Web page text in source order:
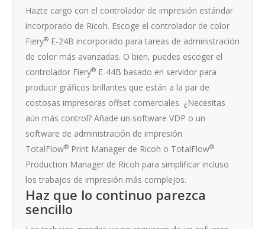
Hazte cargo con el controlador de impresión estándar
incorporado de Ricoh. Escoge el controlador de color
Fiery® E-24B incorporado para tareas de administración
de color más avanzadas. O bien, puedes escoger el
controlador Fiery® E-44B basado en servidor para
producir gráficos brillantes que están a la par de
costosas impresoras offset comerciales. ¿Necesitas
aún más control? Añade un software VDP o un
software de administración de impresión
TotalFlow® Print Manager de Ricoh o TotalFlow®
Production Manager de Ricoh para simplificar incluso
los trabajos de impresión más complejos.
Haz que lo continuo parezca
sencillo